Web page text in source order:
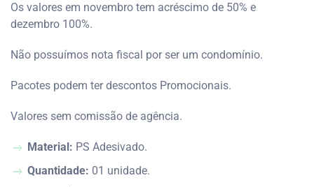
Os valores em novembro tem acréscimo de 50% e
dezembro 100%.
Não possuímos nota fiscal por ser um condomínio.
Pacotes podem ter descontos Promocionais.
Valores sem comissão de agência.
Material: PS Adesivado.
Quantidade: 01 unidade.